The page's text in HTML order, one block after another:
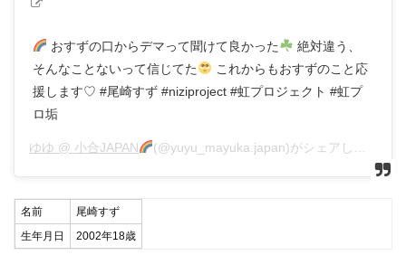
おすずの口からデマって聞けて良かった
絶対違う、
そんなことないって信じてた
これからもおすずのこと応
援します♡ #尾崎すず #niziproject #虹プロジェクト #虹プ
ロ垢
ゆゆ @ 小合JAPAN (@yuyu_mayuka.japan)がシェアした投稿 –
名前
尾崎すず
生年月日
2002年18歳